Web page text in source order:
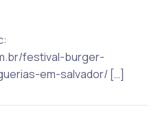
festival-burger-
em-salvador/ […]